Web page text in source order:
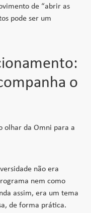
de “abrir as
pode ser um
o
olhar da Omni para a
não era
nem como
assim, era um tema
de forma prática.